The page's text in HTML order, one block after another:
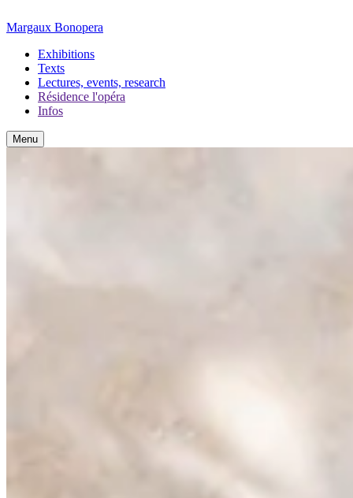
Margaux Bonopera
Exhibitions
Texts
Lectures, events, research
Résidence l'opéra
Infos
Menu